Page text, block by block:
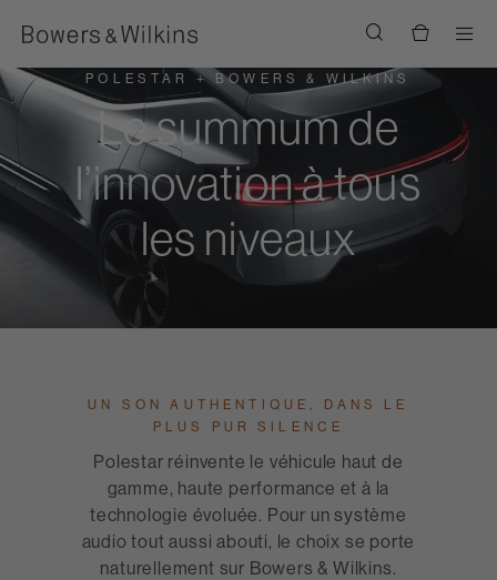
POLESTAR + BOWERS & WILKINS
Le summum de
l’innovation à tous
les niveaux
UN SON AUTHENTIQUE, DANS LE
PLUS PUR SILENCE
Polestar réinvente le véhicule haut de
gamme, haute performance et à la
technologie évoluée. Pour un système
audio tout aussi abouti, le choix se porte
naturellement sur Bowers & Wilkins.